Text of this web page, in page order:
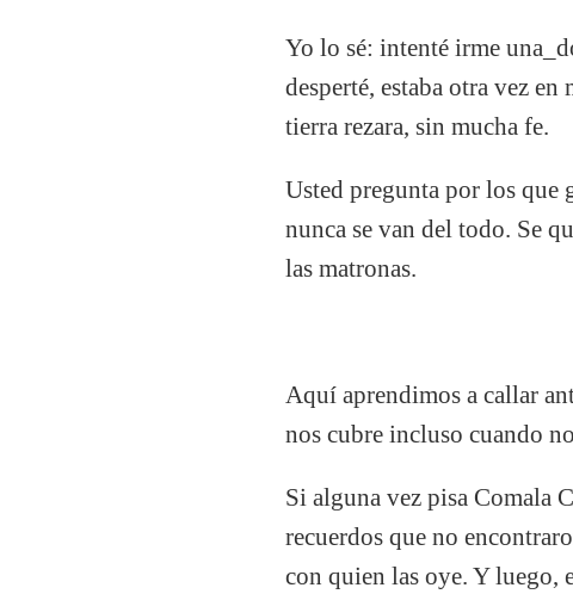
Yo lo sé: intenté irme
desperté, estaba otra vez
tierra rezara, sin mucha fe.
Usted pregunta por los
nunca se van del todo. Se
las matronas.
Aquí aprendimos a callar
nos cubre incluso cuando
Si alguna vez pisa Comala
recuerdos que no
con quien las oye. Y